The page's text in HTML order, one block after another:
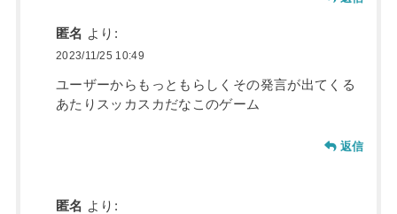
匿名 より:
2023/11/25 10:49
ユーザーからもっともらしくその発言が出てくる
あたりスッカスカだなこのゲーム
返信
匿名 より: